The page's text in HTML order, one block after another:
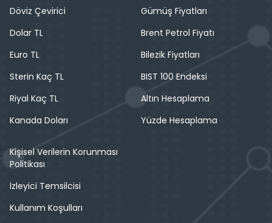
Döviz Çevirici
Dolar TL
Euro TL
Sterin Kaç TL
Riyal Kaç TL
Kanada Doları
Gümüş Fiyatları
Brent Petrol Fiyatı
Bilezik Fiyatları
BIST 100 Endeksi
Altın Hesaplama
Yüzde Hesaplama
Kişisel Verilerin Korunması
Politikası
İzleyici Temsilcisi
Kullanım Koşulları